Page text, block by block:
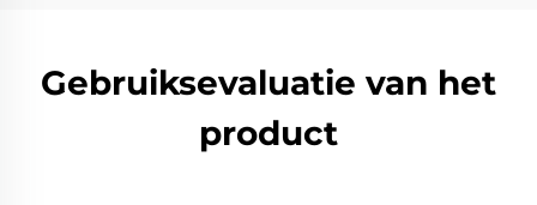
Gebruiksevaluatie van het
product